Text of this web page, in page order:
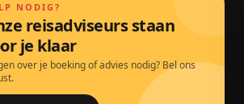
NODIG?
reisadviseurs staan
je klaar
over je boeking of advies nodig? Bel ons